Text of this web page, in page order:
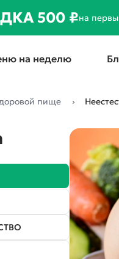
500 ₽на
на неделю
пище